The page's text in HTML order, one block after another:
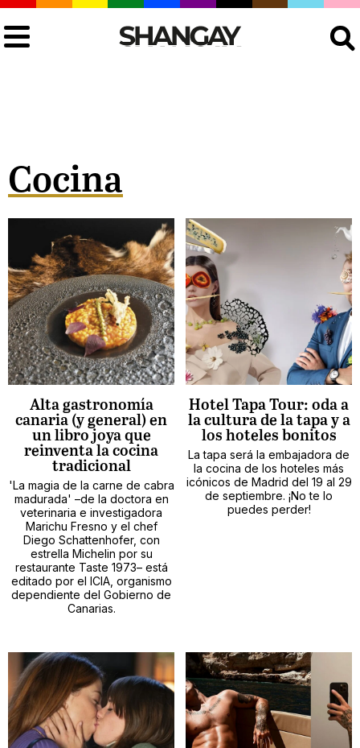
Cocina
Alta gastronomía
canaria (y general) en
un libro joya que
reinventa la cocina
tradicional
'La magia de la carne de cabra
madurada' –de la doctora en
veterinaria e investigadora
Marichu Fresno y el chef
Diego Schattenhofer, con
estrella Michelin por su
restaurante Taste 1973– está
editado por el ICIA, organismo
dependiente del Gobierno de
Canarias.
Hotel Tapa Tour: oda a
la cultura de la tapa y a
los hoteles bonitos
La tapa será la embajadora de
la cocina de los hoteles más
icónicos de Madrid del 19 al 29
de septiembre. ¡No te lo
puedes perder!